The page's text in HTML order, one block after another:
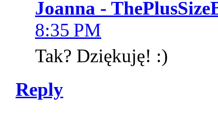
Joanna -
8:35 PM
Tak? Dziękuję! :)
Reply